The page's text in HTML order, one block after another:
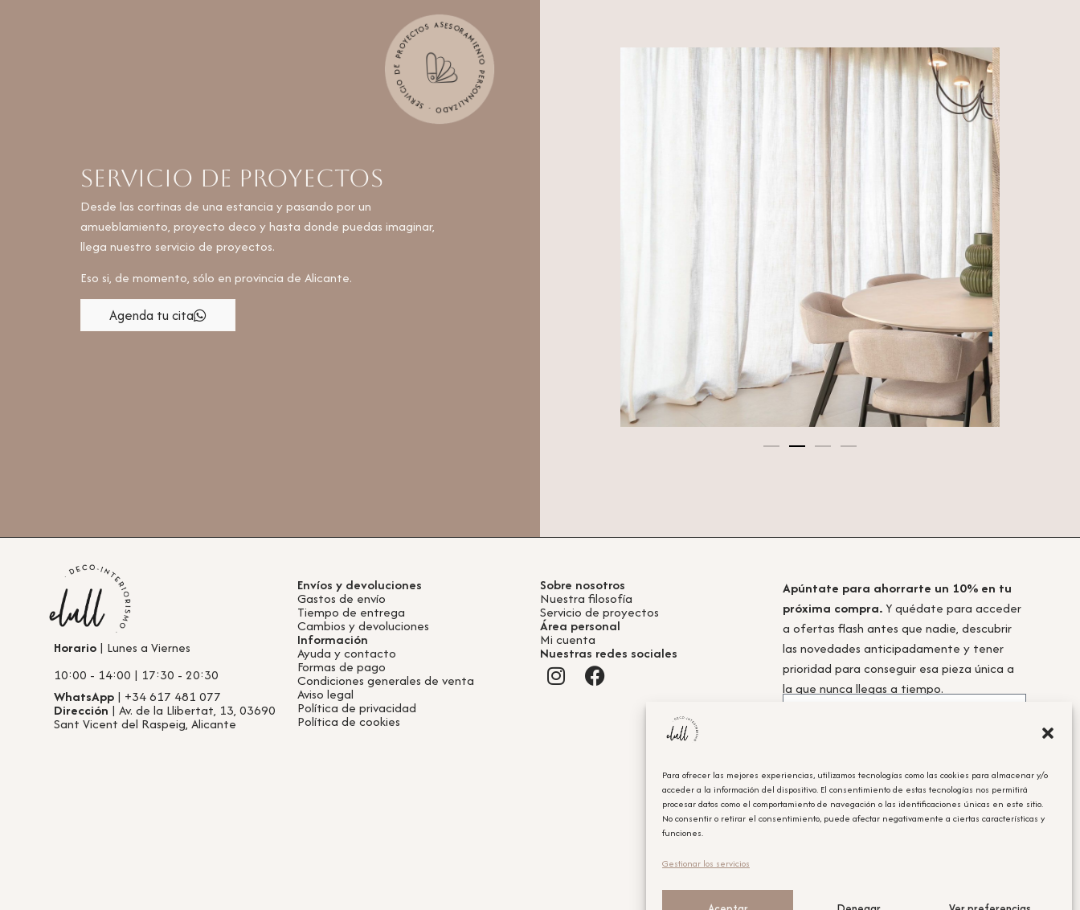
Para ofrecer las mejores experiencias, utilizamos tecnologías como las cookies para almacenar y/o
acceder a la información del dispositivo. El consentimiento de estas tecnologías nos permitirá
procesar datos como el comportamiento de navegación o las identificaciones únicas en este sitio.
No consentir o retirar el consentimiento, puede afectar negativamente a ciertas características y
funciones.
Gestionar los servicios
ASESORAMIENTO PERSONALIZADO · SERVICIO DE PROYECTOS ·
Servicio de Proyectos
Desde las cortinas de una estancia y pasando por un
amueblamiento, proyecto deco y hasta donde puedas imaginar,
llega nuestro servicio de proyectos.
Eso si, de momento, sólo en provincia de Alicante.
Agenda tu cita
Horario | Lunes a Viernes
10:00 - 14:00 | 17:30 - 20:30
WhatsApp | +34 617 481 077
Dirección | Av. de la Llibertat, 13, 03690
Sant Vicent del Raspeig, Alicante
Envíos y devoluciones
Gastos de envío
Tiempo de entrega
Cambios y devoluciones
Información
Ayuda y contacto
Formas de pago
Condiciones generales de venta
Aviso legal
Política de privacidad
Política de cookies
Sobre nosotros
Nuestra filosofía
Servicio de proyectos
Área personal
Mi cuenta
Nuestras redes sociales
Apúntate para ahorrarte un 10% en tu
próxima compra.Y quédate para acceder
a ofertas flash antes que nadie, descubrir
las novedades anticipadamente y tener
prioridad para conseguir esa pieza única a
la que nunca llegas a tiempo.
Acepto lapolítica de privacidad.
Obtener el cupón